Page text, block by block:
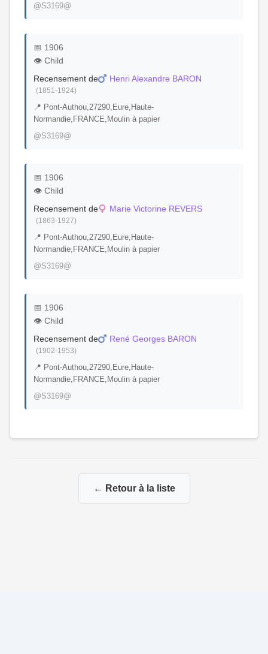
@S3169@
📅 1906
👁️ Child
Recensement de
Henri Alexandre BARON
(1851-1924)
📍 Pont-Authou,27290,Eure,Haute-
Normandie,FRANCE,Moulin à papier
@S3169@
📅 1906
👁️ Child
Recensement de
Marie Victorine REVERS
(1863-1927)
📍 Pont-Authou,27290,Eure,Haute-
Normandie,FRANCE,Moulin à papier
@S3169@
📅 1906
👁️ Child
Recensement de
René Georges BARON
(1902-1953)
📍 Pont-Authou,27290,Eure,Haute-
Normandie,FRANCE,Moulin à papier
@S3169@
← Retour à la liste